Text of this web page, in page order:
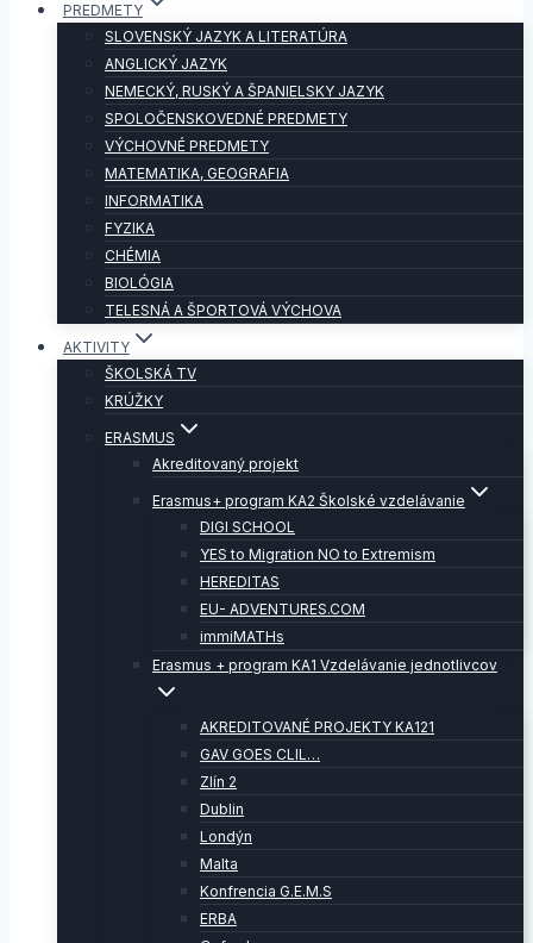
PREDMETY
SLOVENSKÝ JAZYK A LITERATÚRA
ANGLICKÝ JAZYK
NEMECKÝ, RUSKÝ A ŠPANIELSKY JAZYK
SPOLOČENSKOVEDNÉ PREDMETY
VÝCHOVNÉ PREDMETY
MATEMATIKA, GEOGRAFIA
INFORMATIKA
FYZIKA
CHÉMIA
BIOLÓGIA
TELESNÁ A ŠPORTOVÁ VÝCHOVA
AKTIVITY
ŠKOLSKÁ TV
KRÚŽKY
ERASMUS
Akreditovaný projekt
Erasmus+ program KA2 Školské vzdelávanie
DIGI SCHOOL
YES to Migration NO to Extremism
HEREDITAS
EU- ADVENTURES.COM
immiMATHs
Erasmus + program KA1 Vzdelávanie jednotlivcov
AKREDITOVANÉ PROJEKTY KA121
GAV GOES CLIL…
Zlín 2
Dublin
Londýn
Malta
Konfrencia G.E.M.S
ERBA